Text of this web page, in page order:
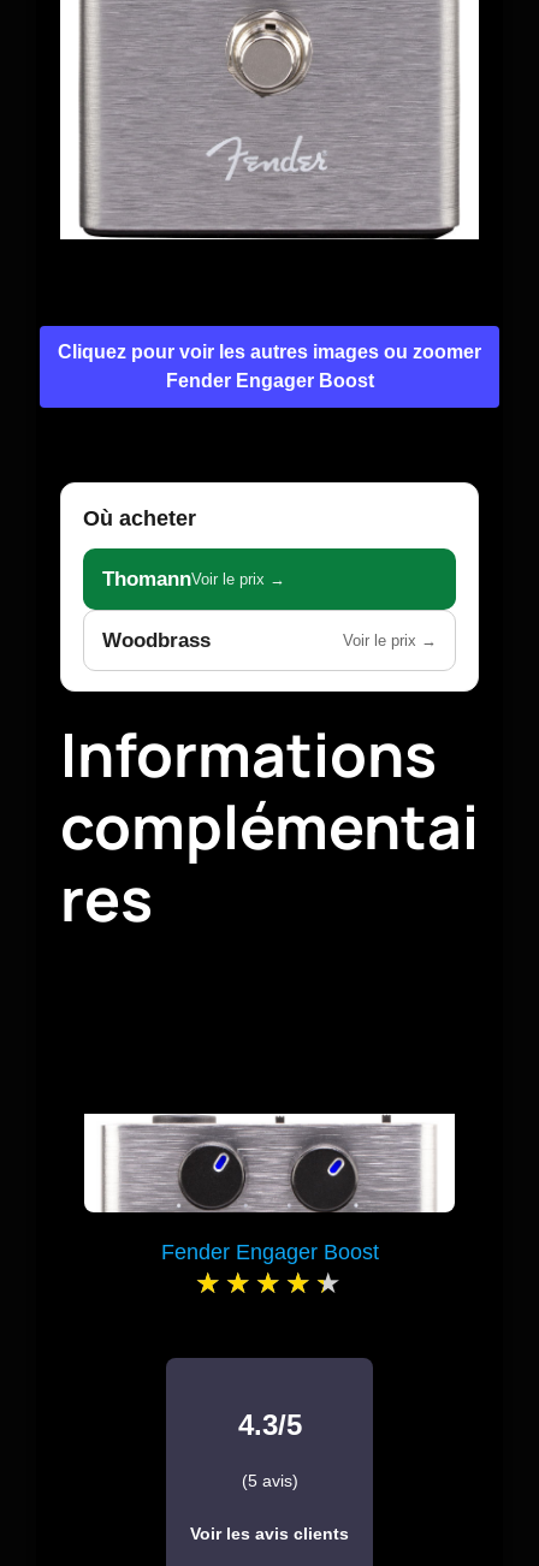
Cliquez pour voir les autres images ou zoomer
Fender Engager Boost
Où acheter
ThomannVoir le prix →
Woodbrass Voir le prix →
Informations
complémentai
res
Fender Engager Boost
4.3/5
(5 avis)
Voir les avis clients